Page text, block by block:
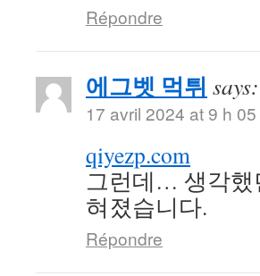
Répondre
에그벳 먹튀 says:
17 avril 2024 at 9 h
qiyezp.com
그런데… 생각했
혀졌습니다.
Répondre